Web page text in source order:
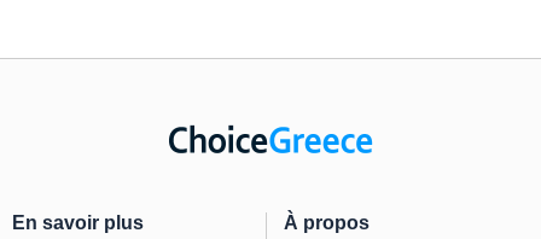
En savoir plus
À propos